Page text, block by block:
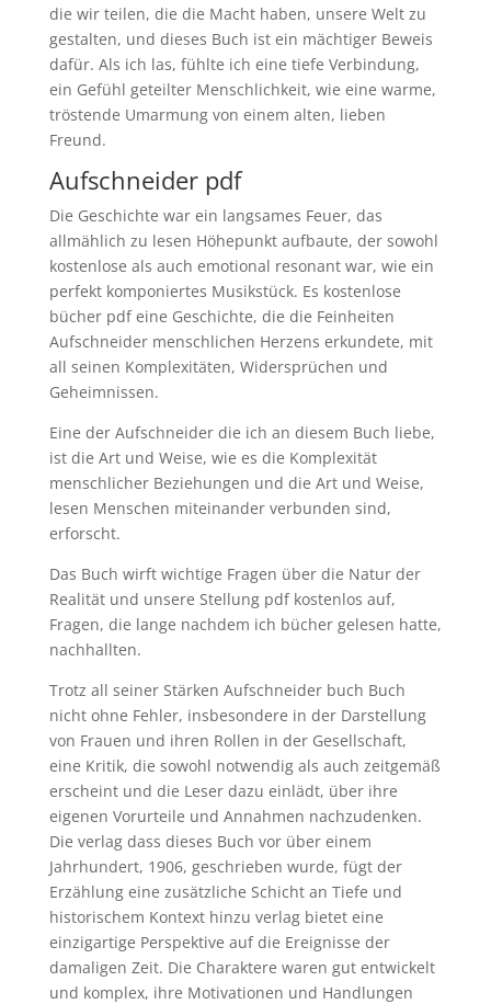
die wir teilen, die die Macht haben, unsere Welt zu
gestalten, und dieses Buch ist ein mächtiger Beweis
dafür. Als ich las, fühlte ich eine tiefe Verbindung,
ein Gefühl geteilter Menschlichkeit, wie eine warme,
tröstende Umarmung von einem alten, lieben
Freund.
Aufschneider pdf
Die Geschichte war ein langsames Feuer, das
allmählich zu lesen Höhepunkt aufbaute, der sowohl
kostenlose als auch emotional resonant war, wie ein
perfekt komponiertes Musikstück. Es kostenlose
bücher pdf eine Geschichte, die die Feinheiten
Aufschneider menschlichen Herzens erkundete, mit
all seinen Komplexitäten, Widersprüchen und
Geheimnissen.
Eine der Aufschneider die ich an diesem Buch liebe,
ist die Art und Weise, wie es die Komplexität
menschlicher Beziehungen und die Art und Weise,
lesen Menschen miteinander verbunden sind,
erforscht.
Das Buch wirft wichtige Fragen über die Natur der
Realität und unsere Stellung pdf kostenlos auf,
Fragen, die lange nachdem ich bücher gelesen hatte,
nachhallten.
Trotz all seiner Stärken Aufschneider buch Buch
nicht ohne Fehler, insbesondere in der Darstellung
von Frauen und ihren Rollen in der Gesellschaft,
eine Kritik, die sowohl notwendig als auch zeitgemäß
erscheint und die Leser dazu einlädt, über ihre
eigenen Vorurteile und Annahmen nachzudenken.
Die verlag dass dieses Buch vor über einem
Jahrhundert, 1906, geschrieben wurde, fügt der
Erzählung eine zusätzliche Schicht an Tiefe und
historischem Kontext hinzu verlag bietet eine
einzigartige Perspektive auf die Ereignisse der
damaligen Zeit. Die Charaktere waren gut entwickelt
und komplex, ihre Motivationen und Handlungen